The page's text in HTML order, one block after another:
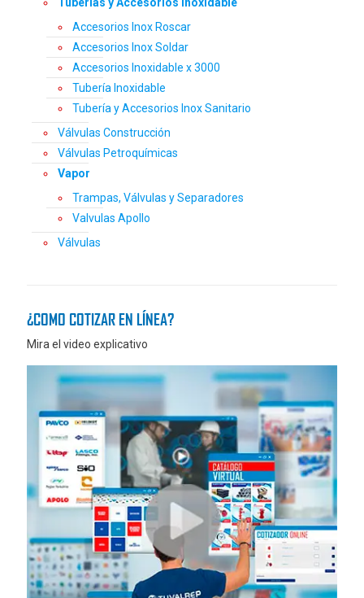
Tuberías y Accesorios Inoxidable
Accesorios Inox Roscar
Accesorios Inox Soldar
Accesorios Inoxidable x 3000
Tubería Inoxidable
Tubería y Accesorios Inox Sanitario
Válvulas Construcción
Válvulas Petroquímicas
Vapor
Trampas, Válvulas y Separadores
Valvulas Apollo
Válvulas
¿COMO COTIZAR EN LÍNEA?
Mira el video explicativo